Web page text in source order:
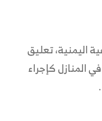
اليمنية، تعليق
المنازل كإجراء